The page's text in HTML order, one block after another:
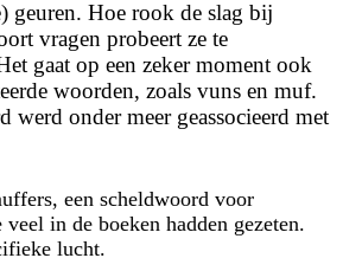
geuren. Hoe rook de slag bij
vragen probeert ze te
gaat op een zeker moment ook
woorden, zoals vuns en muf.
werd onder meer geassocieerd met
een scheldwoord voor
veel in de boeken hadden gezeten.
lucht.